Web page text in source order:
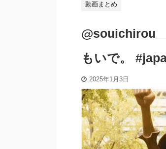
動画まとめ
もいで。
2025年1月3日